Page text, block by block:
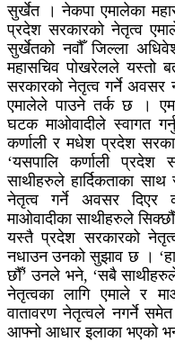
सुर्खेत । नेकपा एमालेका
प्रदेश सरकारको नेतृत्व
सुर्खेतको नवौँ जिल्ला
महासचिव पोखरेलले यस्तो
सरकारको नेतृत्व गर्ने अवसर
एमालेले पाउने तर्क छ ।
घटक माओवादीले स्वागत
कर्णाली र मधेश प्रदेश
‘यसपालि कर्णाली प्रदेश
साथीहरुले हार्दिकताका
नेतृत्व गर्ने अवसर दिएर
माओवादीका साथीहरुले
यस्तै प्रदेश सरकारको
नधाउन उनको सुझाव छ ।
छौँ’ उनले भने, ‘सबै
नेतृत्वका लागि एमाले र
वातावरण नेतृत्वले नगर्ने
आफ्नो आधार इलाका भएको